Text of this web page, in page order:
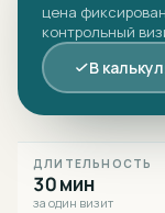
цена
контрольный
В
ДЛИТЕЛЬНОСТЬ
30 мин
за один визит